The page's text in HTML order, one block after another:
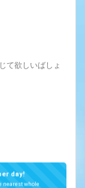
て欲しいばしょ
day!
nearest whole